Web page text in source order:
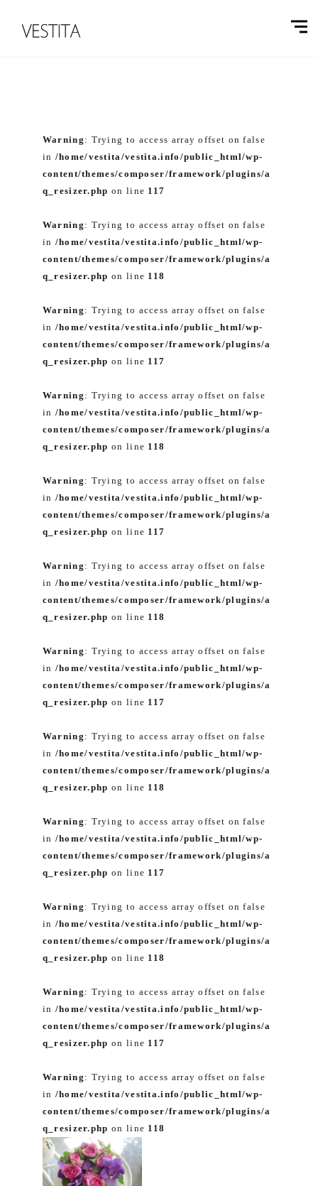
Warning : Trying to access array offset on false
in /home/vestita/vestita.info/public_html/wp-
content/themes/composer/framework/plugins/a
q_resizer.php on line 117
Warning : Trying to access array offset on false
in /home/vestita/vestita.info/public_html/wp-
content/themes/composer/framework/plugins/a
q_resizer.php on line 118
Warning : Trying to access array offset on false
in /home/vestita/vestita.info/public_html/wp-
content/themes/composer/framework/plugins/a
q_resizer.php on line 117
Warning : Trying to access array offset on false
in /home/vestita/vestita.info/public_html/wp-
content/themes/composer/framework/plugins/a
q_resizer.php on line 118
Warning : Trying to access array offset on false
in /home/vestita/vestita.info/public_html/wp-
content/themes/composer/framework/plugins/a
q_resizer.php on line 117
Warning : Trying to access array offset on false
in /home/vestita/vestita.info/public_html/wp-
content/themes/composer/framework/plugins/a
q_resizer.php on line 118
Warning : Trying to access array offset on false
in /home/vestita/vestita.info/public_html/wp-
content/themes/composer/framework/plugins/a
q_resizer.php on line 117
Warning : Trying to access array offset on false
in /home/vestita/vestita.info/public_html/wp-
content/themes/composer/framework/plugins/a
q_resizer.php on line 118
Warning : Trying to access array offset on false
in /home/vestita/vestita.info/public_html/wp-
content/themes/composer/framework/plugins/a
q_resizer.php on line 117
Warning : Trying to access array offset on false
in /home/vestita/vestita.info/public_html/wp-
content/themes/composer/framework/plugins/a
q_resizer.php on line 118
Warning : Trying to access array offset on false
in /home/vestita/vestita.info/public_html/wp-
content/themes/composer/framework/plugins/a
q_resizer.php on line 117
Warning : Trying to access array offset on false
in /home/vestita/vestita.info/public_html/wp-
content/themes/composer/framework/plugins/a
q_resizer.php on line 118